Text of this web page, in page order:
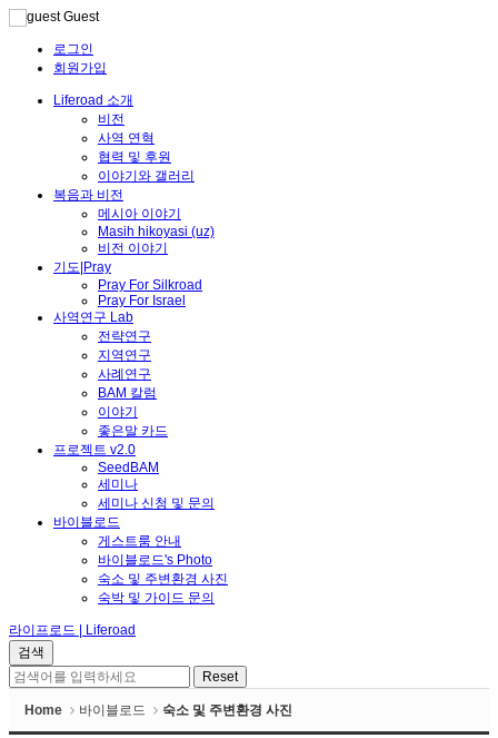
Guest
로그인
회원가입
Liferoad 소개
비전
사역 연혁
협력 및 후원
이야기와 갤러리
복음과 비전
메시아 이야기
Masih hikoyasi (uz)
비전 이야기
기도|Pray
Pray For Silkroad
Pray For Israel
사역연구 Lab
전략연구
지역연구
사례연구
BAM 칼럼
이야기
좋은말 카드
프로젝트 v2.0
SeedBAM
세미나
세미나 신청 및 문의
바이블로드
게스트룸 안내
바이블로드's Photo
숙소 및 주변환경 사진
숙박 및 가이드 문의
라이프로드 | Liferoad
Home 바이블로드 숙소 및 주변환경 사진
Sketchbook5, 스케치북5
Sketchbook5, 스케치북5